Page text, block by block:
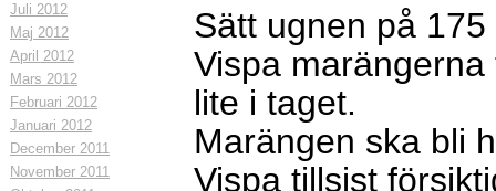
Juli 2012
Maj 2012
April 2012
Mars 2012
Februari 2012
Januari 2012
December 2011
November 2011
Sätt ugnen på
Vispa
lite i taget.
Marängen ska bli
Vispa tillsist